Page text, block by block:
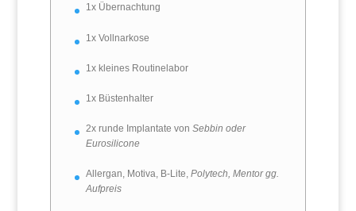
1x Übernachtung
1x Vollnarkose
1x kleines Routinelabor
1x Büstenhalter
2x runde Implantate von Sebbin oder
Eurosilicone
Allergan, Motiva, B-Lite, Polytech, Mentor gg.
Aufpreis